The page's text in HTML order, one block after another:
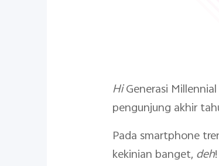
HiGenerasi
pengunjung akhir
Pada smartphone
kekinian banget, deh!